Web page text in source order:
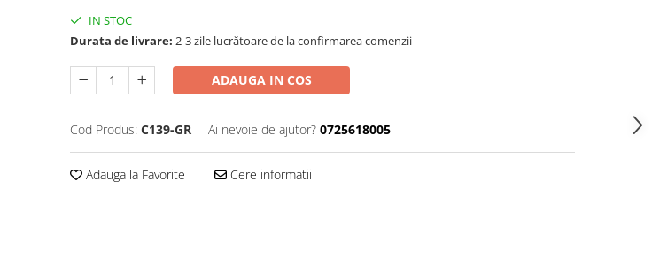
IN STOC
Durata de livrare: 2-3 zile lucrătoare de la confirmarea comenzii
ADAUGA IN COS
Cod Produs: C139-GR Ai nevoie de ajutor? 0725618005
Adauga la Favorite Cere informatii